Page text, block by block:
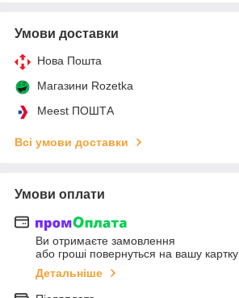
Умови доставки
Нова Пошта
Магазини Rozetka
Meest ПОШТА
Всі умови доставки
Умови оплати
Ви отримаєте замовлення
або гроші повернуться на вашу картку
Детальніше